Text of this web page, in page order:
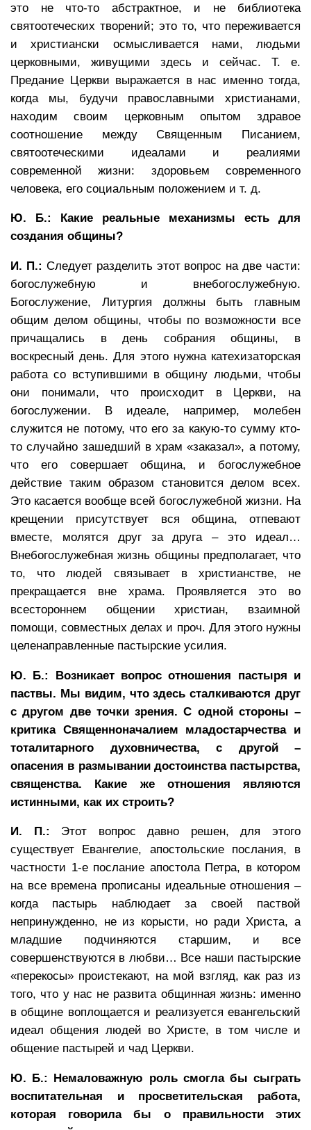
это не что-то абстрактное, и не библиотека
святоотеческих творений; это то, что переживается
и христиански осмысливается нами, людьми
церковными, живущими здесь и сейчас. Т. е.
Предание Церкви выражается в нас именно тогда,
когда мы, будучи православными христианами,
находим своим церковным опытом здравое
соотношение между Священным Писанием,
святоотеческими идеалами и реалиями
современной жизни: здоровьем современного
человека, его социальным положением и т. д.
Ю. Б.: Какие реальные механизмы есть для
создания общины?
И. П.: Следует разделить этот вопрос на две части:
богослужебную и внебогослужебную.
Богослужение, Литургия должны быть главным
общим делом общины, чтобы по возможности все
причащались в день собрания общины, в
воскресный день. Для этого нужна катехизаторская
работа со вступившими в общину людьми, чтобы
они понимали, что происходит в Церкви, на
богослужении. В идеале, например, молебен
служится не потому, что его за какую-то сумму кто-
то случайно зашедший в храм «заказал», а потому,
что его совершает община, и богослужебное
действие таким образом становится делом всех.
Это касается вообще всей богослужебной жизни. На
крещении присутствует вся община, отпевают
вместе, молятся друг за друга – это идеал…
Внебогослужебная жизнь общины предполагает, что
то, что людей связывает в христианстве, не
прекращается вне храма. Проявляется это во
всестороннем общении христиан, взаимной
помощи, совместных делах и проч. Для этого нужны
целенаправленные пастырские усилия.
Ю. Б.: Возникает вопрос отношения пастыря и
паствы. Мы видим, что здесь сталкиваются друг
с другом две точки зрения. С одной стороны –
критика Священноначалием младостарчества и
тоталитарного духовничества, с другой –
опасения в размывании достоинства пастырства,
священства. Какие же отношения являются
истинными, как их строить?
И. П.: Этот вопрос давно решен, для этого
существует Евангелие, апостольские послания, в
частности 1-е послание апостола Петра, в котором
на все времена прописаны идеальные отношения –
когда пастырь наблюдает за своей паствой
непринужденно, не из корысти, но ради Христа, а
младшие подчиняются старшим, и все
совершенствуются в любви… Все наши пастырские
«перекосы» проистекают, на мой взгляд, как раз из
того, что у нас не развита общинная жизнь: именно
в общине воплощается и реализуется евангельский
идеал общения людей во Христе, в том числе и
общение пастырей и чад Церкви.
Ю. Б.: Немаловажную роль смогла бы сыграть
воспитательная и просветительская работа,
которая говорила бы о правильности этих